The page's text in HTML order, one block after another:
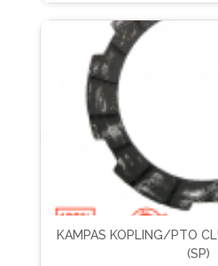
KAMPAS KOPLING/PTO
(SP)